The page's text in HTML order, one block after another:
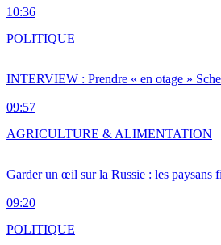
10:36
INTERVIEW : Prendre « en otage »
09:57
POLITIQUE
Garder un œil sur la Russie : les paysans
09:20
AGRICULTURE & ALIMENTATION
POLITIQUE